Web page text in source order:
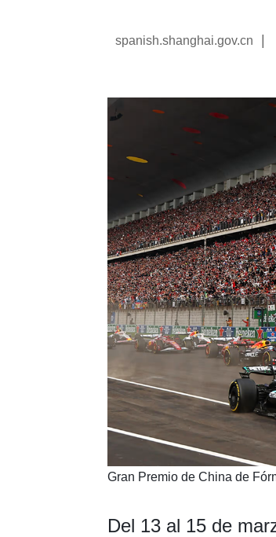
spanish.shanghai.gov.cn
​Gran Premio de China de
Del 13 al 15 de